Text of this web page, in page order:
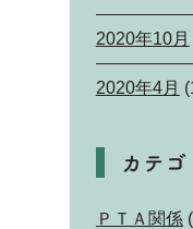
2020年10月
2020年4月
カテゴ
ＰＴＡ関係